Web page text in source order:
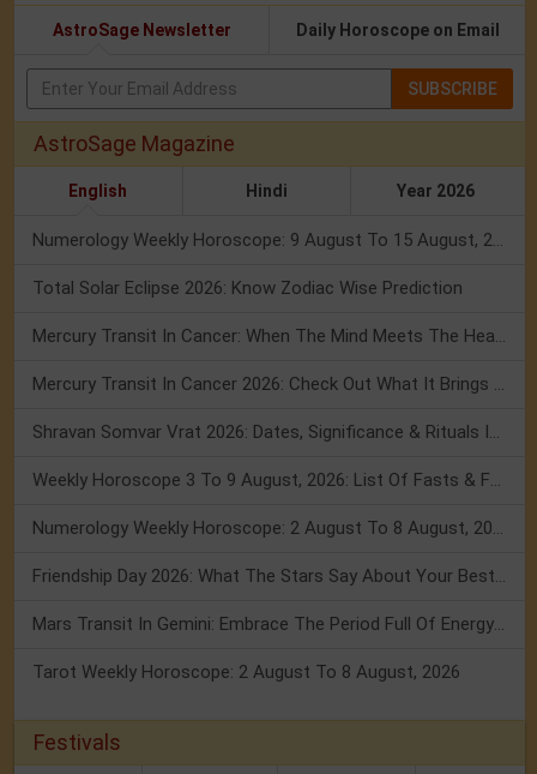
AstroSage Newsletter Daily Horoscope on Email
SUBSCRIBE
AstroSage Magazine
English Hindi Year 2026
Total Solar Eclipse 2026: Know Zodiac Wise Prediction
Tarot Weekly Horoscope: 2 August To 8 August, 2026
Festivals